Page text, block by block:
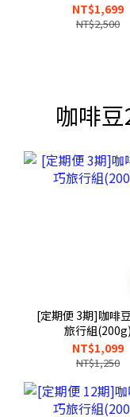
NT$1,699
NT$2,500
咖啡
[定期便 3期]咖啡
旅行組(200g)
NT$1,099
NT$1,250